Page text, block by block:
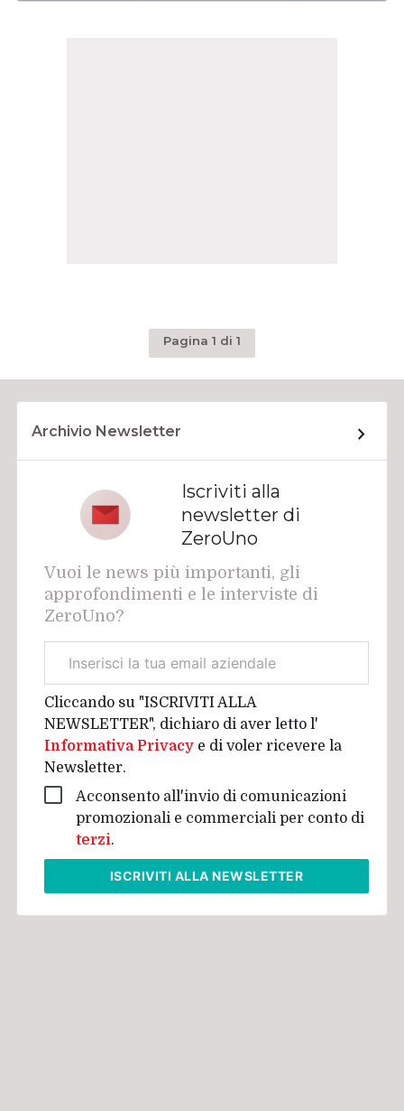
Pagina 1 di 1
Archivio Newsletter
Iscriviti alla
newsletter di
ZeroUno
Vuoi le news più importanti, gli
approfondimenti e le interviste di
ZeroUno?
aziendale
Cliccando su "ISCRIVITI ALLA
NEWSLETTER", dichiaro di aver letto l'
Informativa Privacy e di voler ricevere la
Newsletter.
Acconsento all'invio di comunicazioni
promozionali e commerciali per conto di
terzi.
ISCRIVITI ALLA NEWSLETTER